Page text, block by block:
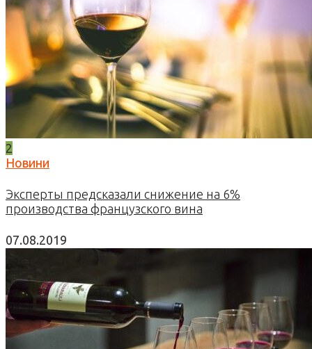
2
Новини
Эксперты предсказали снижение на 6%
производства французского вина
07.08.2019